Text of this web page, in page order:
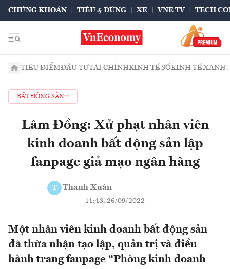
CHỨNG KHOÁN TIÊU & DÙNG XE VNE TV TECH
TIÊU ĐIỂMĐẦU TƯTÀI CHÍNHKINH TẾ SỐKINH TẾ XANH
BẤT ĐỘNG SẢN
Lâm Đồng: Xử phạt nhân viên
kinh doanh bất động sản lập
fanpage giả mạo ngân hàng
T Thanh Xuân
14:43, 26/09/2022
Một nhân viên kinh doanh bất động sản
đã thừa nhận tạo lập, quản trị và điều
hành trang fanpage “Phòng kinh doanh